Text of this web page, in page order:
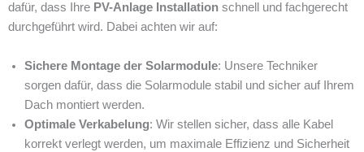
dafür, dass Ihre PV-Anlage Installation schnell und fachgerecht
durchgeführt wird. Dabei achten wir auf:
Sichere Montage der Solarmodule: Unsere Techniker
sorgen dafür, dass die Solarmodule stabil und sicher auf Ihrem
Dach montiert werden.
Optimale Verkabelung: Wir stellen sicher, dass alle Kabel
korrekt verlegt werden, um maximale Effizienz und Sicherheit